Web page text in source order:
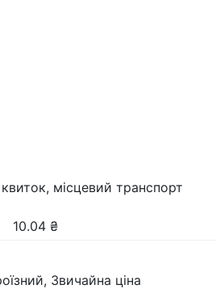
місцевий транспорт
10.04 ₴
Звичайна ціна